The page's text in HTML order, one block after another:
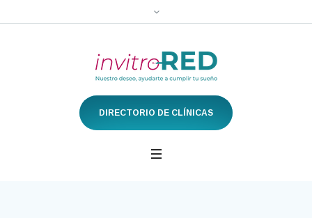
DIRECTORIO DE CLÍNICAS